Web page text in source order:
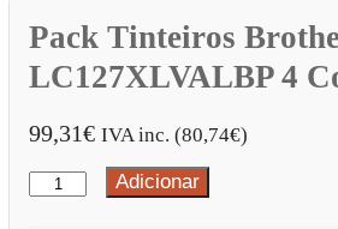
Pack Tinteiros
LC127XLVALBP 4
99,31€ IVA inc. (80,74€)
Quantidade Adicionar